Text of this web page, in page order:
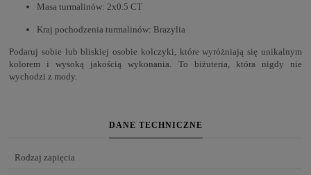
Masa turmalinów: 2x0.5 CT
Kraj pochodzenia turmalinów: Brazylia
Podaruj sobie lub bliskiej osobie kolczyki, które wyróżniają się unikalnym
kolorem i wysoką jakością wykonania. To biżuteria, która nigdy nie
wychodzi z mody.
DANE TECHNICZNE
Rodzaj zapięcia